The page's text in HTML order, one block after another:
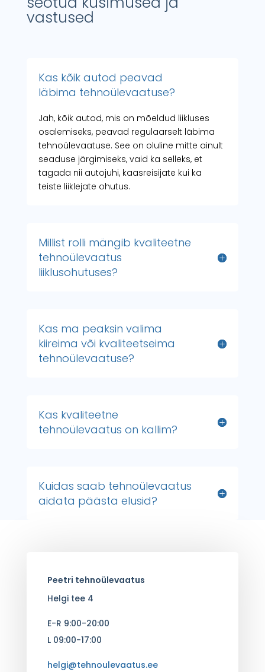
vastused
Kas kõik autod peavad
läbima tehnoülevaatuse?
Jah, kõik autod, mis on mõeldud liikluses
osalemiseks, peavad regulaarselt läbima
tehnoülevaatuse. See on oluline mitte ainult
seaduse järgimiseks, vaid ka selleks, et
tagada nii autojuhi, kaasreisijate kui ka
teiste liiklejate ohutus.
Millist rolli mängib kvaliteetne
tehnoülevaatus
liiklusohutuses?
Kas ma peaksin valima
kiireima või kvaliteetseima
tehnoülevaatuse?
Kas kvaliteetne
tehnoülevaatus on kallim?
Kuidas saab tehnoülevaatus
aidata päästa elusid?
Peetri tehnoülevaatus
Helgi tee 4
E-R 9:00-20:00
L 09:00-17:00
helgi@tehnoulevaatus.ee